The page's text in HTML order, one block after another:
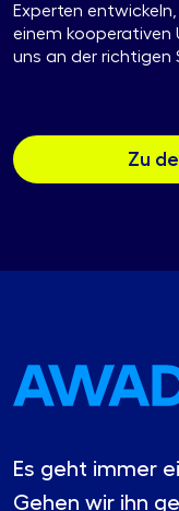
Experten
einem kooperativen
uns an der richtigen
Zu
Es geht immer
Gehen wir ihn